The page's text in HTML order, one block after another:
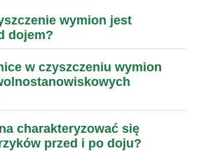
wymion jest
dojem?
w czyszczeniu wymion
charakteryzować się
przed i po doju?